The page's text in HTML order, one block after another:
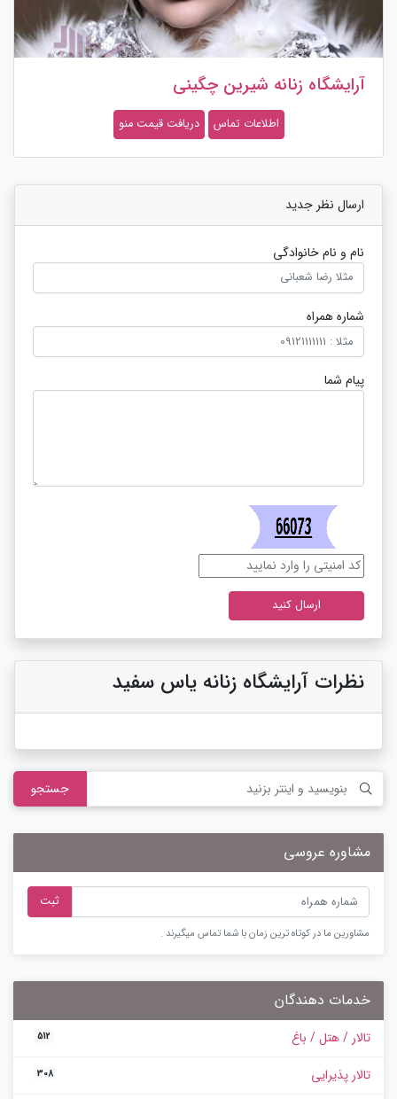
آرایشگاه زنانه شیرین چگینی
اطلاعات تماس دریافت قیمت منو
ارسال نظر جدید
نام و نام خانوادگی
شماره همراه
پیام شما
نظرات آرایشگاه زنانه یاس سفید
جستجو
مشاوره عروسی
ثبت
مشاورین ما در کوتاه ترین زمان با شما تماس میگیرند .
خدمات دهندگان
تالار / هتل / باغ 512
تالار پذیرایی 308